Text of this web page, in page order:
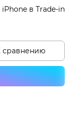
iPhone в Trade-in
сравнению